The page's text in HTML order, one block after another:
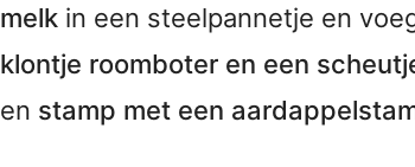
melkin een steelpannetje en
klontje roomboter en een
en stamp met een